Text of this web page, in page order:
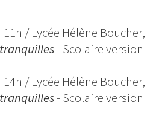
11h / Lycée Hélène Boucher,
- Scolaire version
14h / Lycée Hélène Boucher,
- Scolaire version